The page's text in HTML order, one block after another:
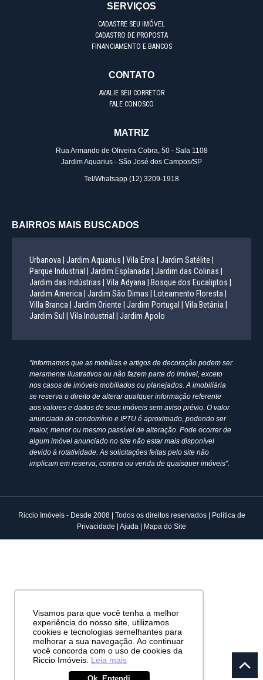
SERVIÇOS
CADASTRE SEU IMÓVEL
CADASTRO DE PROPOSTA
FINANCIAMENTO E BANCOS
CONTATO
AVALIE SEU CORRETOR
FALE CONOSCO
MATRIZ
Rua Armando de Oliveira Cobra, 50 - Sala 1108
Jardim Aquarius - São José dos Campos/SP
Tel/Whatsapp (12) 3209-1918
BAIRROS MAIS BUSCADOS
Urbanova | Jardim Aquarius | Vila Ema |
Jardim Satélite |
Parque Industrial |
Jardim Esplanada |
Jardim das Colinas |
Jardim das Indústrias |
Vila Adyana |
Bosque dos Eucaliptos |
Jardim America |
Jardim São Dimas |
Loteamento Floresta |
Villa Branca |
Jardim Oriente | Jardim Portugal |
Vila Betânia |
Jardim Sul |
Vila Industrial | Jardim Apolo
"Informamos que as mobílias e artigos de decoração podem ser
meramente ilustrativos ou não fazem parte do imóvel, exceto
nos casos de imóveis mobiliados ou planejados. A imobiliária
se reserva o direito de alterar qualquer informação referente
aos valores e dados de seus imóveis sem aviso prévio. O valor
anunciado do condomínio e IPTU é aproximado, podendo ser
maior, menor ou mesmo passível de alteração. Pode ocorrer de
algum imóvel anunciado no site não estar mais disponível
devido à rotatividade. As solicitações feitas pelo site não
implicam em reserva, compra ou venda de quaisquer imóveis".
Riccio Imóveis - Desde 2008 | Todos os direitos reservados | Política de
Privacidade | Ajuda | Mapa do Site
Visamos para que você tenha a melhor
experiência do nosso site, utilizamos
cookies e tecnologias semelhantes para
melhorar a sua navegação. Ao continuar
você concorda com o uso de cookies da
Riccio Imóveis. Leia mais